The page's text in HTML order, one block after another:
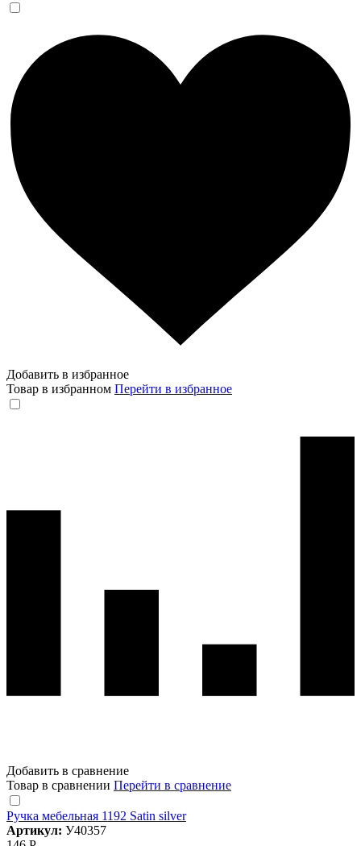
Добавить в избранное
Товар в избранном Перейти в избранное
Добавить в сравнение
Товар в сравнении Перейти в сравнение
Ручка мебельная 1192 Satin silver
Артикул: У40357